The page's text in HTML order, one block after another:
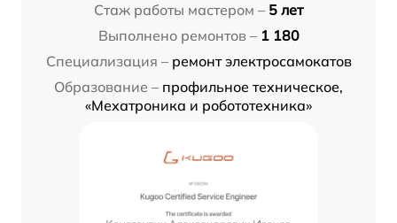
Стаж работы мастером – 5 лет
Выполнено ремонтов – 1 180
Специализация – ремонт электросамокатов
Образование – профильное техническое,
«Мехатроника и робототехника»